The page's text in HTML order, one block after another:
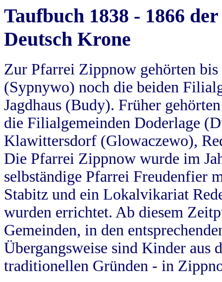
Taufbuch 1838 - 1866
Deutsch Krone
Zur Pfarrei Zippnow gehörten
(Sypnywo) noch die beiden
Jagdhaus (Budy). Früher
die Filialgemeinden Doderlage
Klawittersdorf (Glowaczewo),
Die Pfarrei Zippnow wurde im
selbständige Pfarrei Freudenfier
Stabitz und ein Lokalvikariat
wurden errichtet. Ab diesem
Gemeinden, in den
Übergangsweise sind Kinder aus
traditionellen Gründen - in